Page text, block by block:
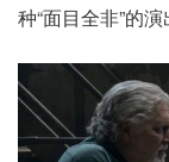
种“面目全非”的演